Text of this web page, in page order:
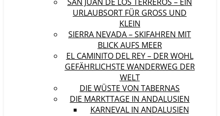
URLAUBSORT FÜR GROSS UND K
LEIN
SIERRA NEVADA – SKIFAHREN MIT
BLICK AUFS MEER
EL CAMINITO DEL REY – DER WOHL
GEFÄHRLICHSTE WANDERWEG DER
WELT
DIE WÜSTE VON TABERNAS
DIE MARKTTAGE IN ANDALUSIEN
KARNEVAL IN ANDALUSIEN